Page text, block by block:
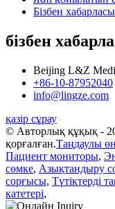
Бізбен
бізбен
Beijing L&Z
+86-10-87952040
info@lingze.com
қазір сұрау
© Авторлық құқық -
қорғалған.Таңдаулы
Пациент мониторы,
сөмке, Азықтандыру
сорғысы, Түтіктерді
катетері,